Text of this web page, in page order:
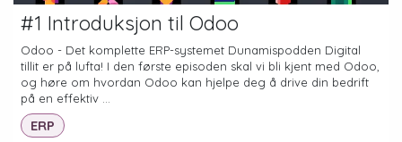
#1 Introduksjon til Odoo
Odoo - Det komplette ERP-systemet Dunamispodden Digital
tillit er på lufta! I den første episoden skal vi bli kjent med Odoo,
og høre om hvordan Odoo kan hjelpe deg å drive din bedrift
på en effektiv ...
ERP